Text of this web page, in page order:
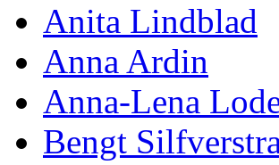
Anita Lindblad
Anna Ardin
Anna-Lena
Bengt